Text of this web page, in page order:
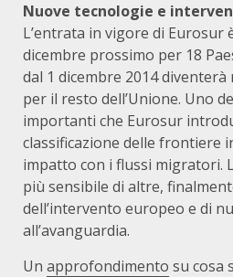
Nuove tecnologie e
L’entrata in vigore di Eurosur
dicembre prossimo per 18
dal 1 dicembre 2014
per il resto dell’Unione. Uno
importanti che Eurosur
classificazione delle frontiere
impatto con i flussi migratori.
più sensibile di altre,
dell’intervento europeo e di
all’avanguardia.
Un approfondimento su cosa